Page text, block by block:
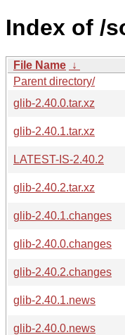
Index of /
File Name ↓
Parent directory/
glib-2.40.0.tar.xz
glib-2.40.1.tar.xz
LATEST-IS-2.40.2
glib-2.40.2.tar.xz
glib-2.40.1.changes
glib-2.40.0.changes
glib-2.40.2.changes
glib-2.40.1.news
glib-2.40.0.news